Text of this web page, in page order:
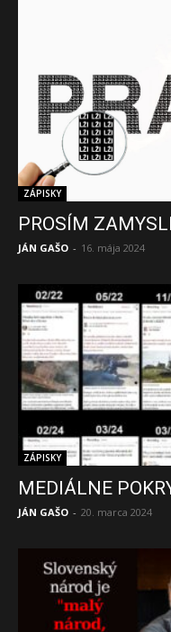
ZÁPISKY
PROSÍM
JÁN GAŠO - 16. mája 2024
ZÁPISKY
MEDIÁLNE
JÁN GAŠO - 20. marca 2024